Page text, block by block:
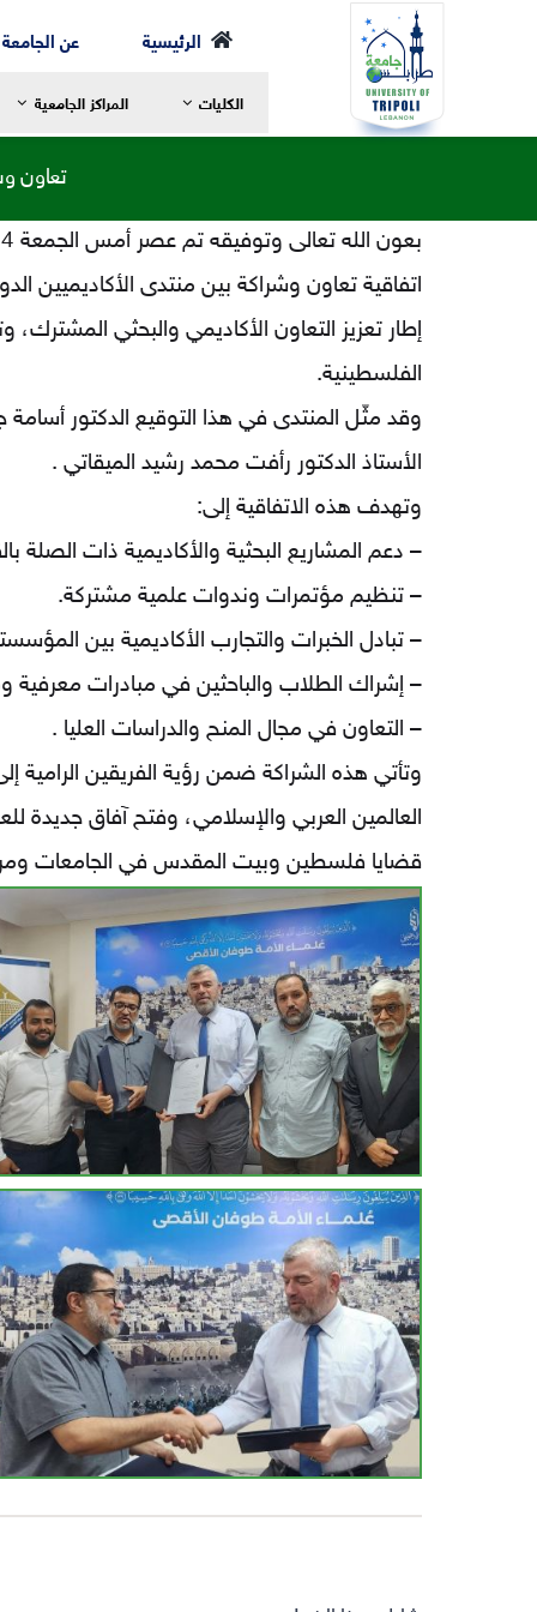
الرئيسية عن الجامعة
الكليات
رسالة العميد
مرحلة الإجازة
مرحلة الدكتوراه
الهيئة الأكاديمية
الهيكل التنظيمي لكلية الشريعة
التقييمات واستطلاعات الرأي
المراكز الجامعية
تعاون
اتفاقية تعاون وشراكة بين منتدى الأكاديميين
إطار تعزيز التعاون الأكاديمي والبحثي
الفلسطينية.
وقد مثّل المنتدى في هذا التوقيع الدكتور
الأستاذ الدكتور رأفت محمد رشيد الميقاتي .
وتهدف هذه الاتفاقية إلى:
– دعم المشاريع البحثية والأكاديمية ذات
– تنظيم مؤتمرات وندوات علمية مشتركة.
– تبادل الخبرات والتجارب الأكاديمية بين
– إشراك الطلاب والباحثين في مبادرات معرفية
– التعاون في مجال المنح والدراسات العليا .
وتأتي هذه الشراكة ضمن رؤية الفريقين
العالمين العربي والإسلامي، وفتح آفاق
قضايا فلسطين وبيت المقدس في الجامعات